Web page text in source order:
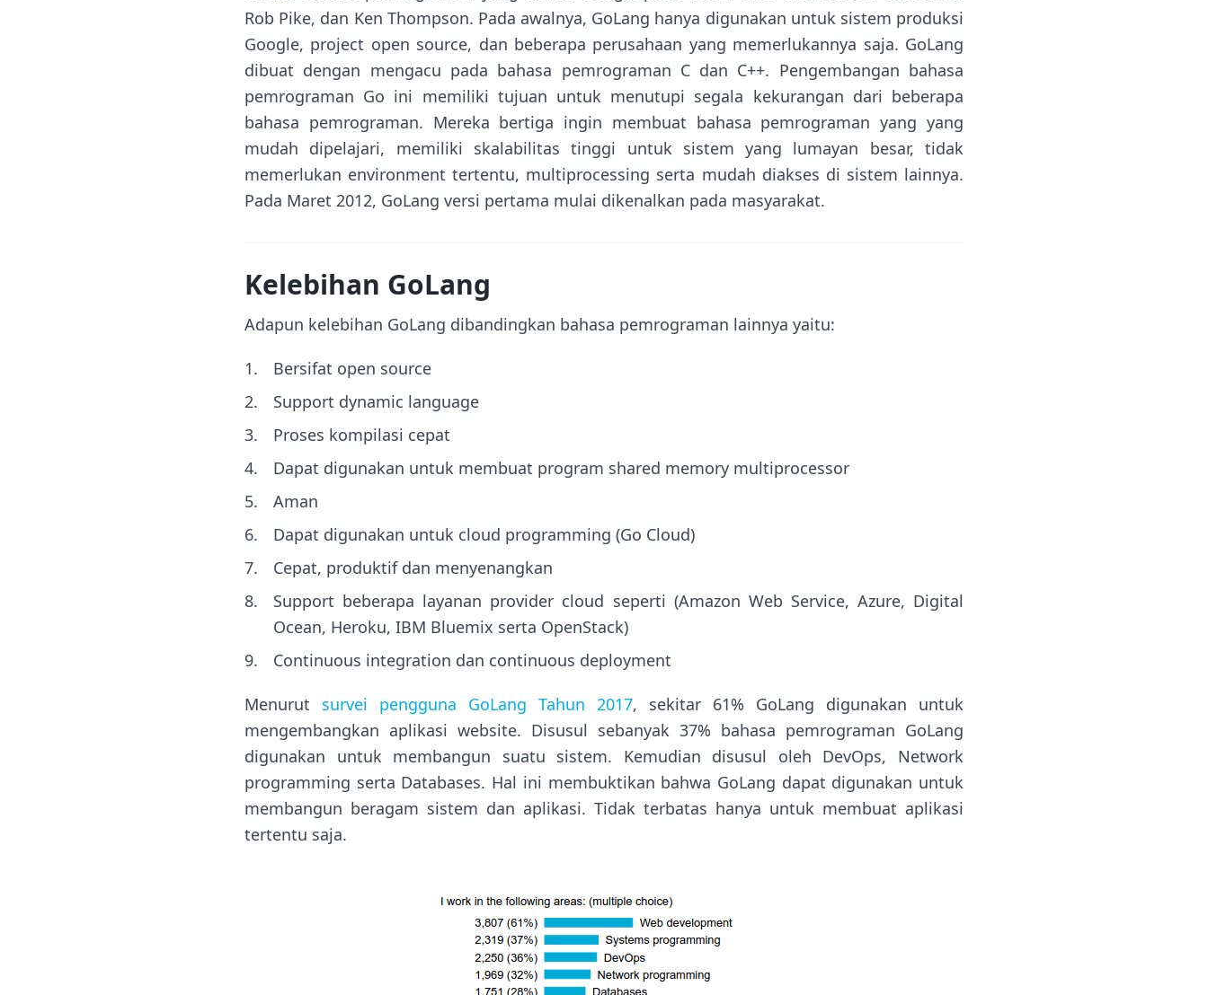
Rob Pike, dan Ken Thompson. Pada awalnya, GoLang hanya digunakan untuk sistem produksi
Google, project open source, dan beberapa perusahaan yang memerlukannya saja. GoLang
dibuat dengan mengacu pada bahasa pemrograman C dan C++. Pengembangan bahasa
pemrograman Go ini memiliki tujuan untuk menutupi segala kekurangan dari beberapa
bahasa pemrograman. Mereka bertiga ingin membuat bahasa pemrograman yang yang
mudah dipelajari, memiliki skalabilitas tinggi untuk sistem yang lumayan besar, tidak
memerlukan environment tertentu, multiprocessing serta mudah diakses di sistem lainnya.
Pada Maret 2012, GoLang versi pertama mulai dikenalkan pada masyarakat.
Kelebihan GoLang
Adapun kelebihan GoLang dibandingkan bahasa pemrograman lainnya yaitu:
Bersifat open source
Support dynamic language
Proses kompilasi cepat
Dapat digunakan untuk membuat program shared memory multiprocessor
Aman
Dapat digunakan untuk cloud programming (Go Cloud)
Cepat, produktif dan menyenangkan
Support beberapa layanan provider cloud seperti (Amazon Web Service, Azure, Digital
Ocean, Heroku, IBM Bluemix serta OpenStack)
Continuous integration dan continuous deployment
Menurut survei pengguna GoLang Tahun 2017, sekitar 61% GoLang digunakan untuk
mengembangkan aplikasi website. Disusul sebanyak 37% bahasa pemrograman GoLang
digunakan untuk membangun suatu sistem. Kemudian disusul oleh DevOps, Network
programming serta Databases. Hal ini membuktikan bahwa GoLang dapat digunakan untuk
membangun beragam sistem dan aplikasi. Tidak terbatas hanya untuk membuat aplikasi
tertentu saja.